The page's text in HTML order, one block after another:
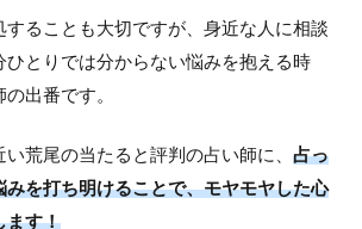
ることも大切ですが、身近な人に相談
ひとりでは分からない悩みを抱える時
出番です。
荒尾の当たると評判の占い師に、 占っ
みを打ち明けることで、モヤモヤした心
ます！